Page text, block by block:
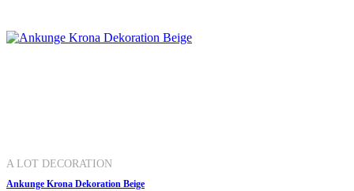
A LOT DECORATION
Ankunge Krona Dekoration Beige